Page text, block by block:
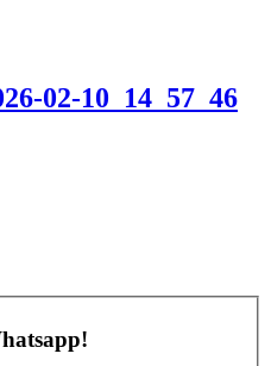
02-10_14_57_46